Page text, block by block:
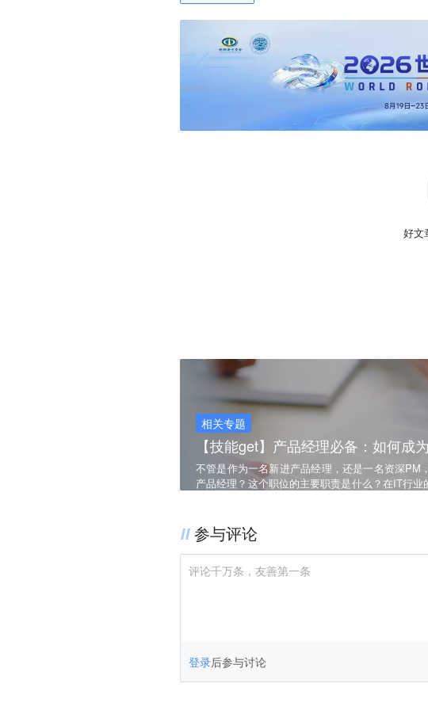
好文
相关专题
【技能get】产品经理必备：如何成
不管是作为一名新进产品经理，还是一名资深
产品经理？这个职位的主要职责是什么？在IT行
参与评论
评论千万条，友善第一条
登录后参与讨论